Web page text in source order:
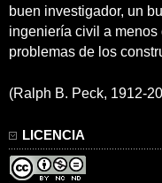
buen investigador, un
ingeniería civil a
problemas de los
(Ralph B. Peck, 1912-
LICENCIA